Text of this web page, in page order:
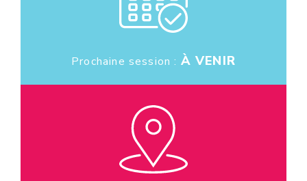
Prochaine session : À VENIR